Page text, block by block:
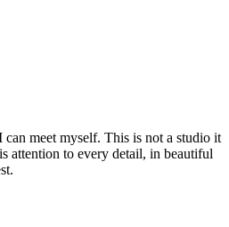
meet myself. This is not a studio it
attention to every detail, in beautiful